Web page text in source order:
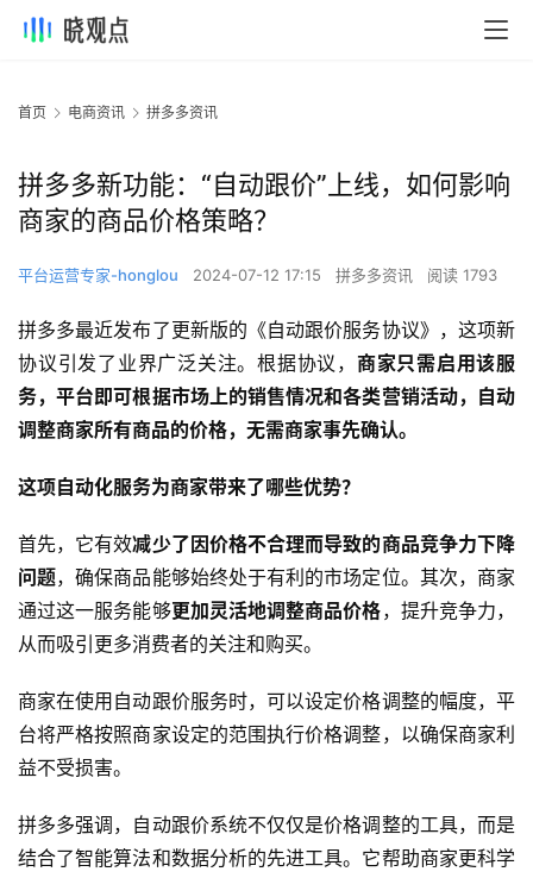
首页 电商资讯 拼多多资讯
拼多多新功能：“自动跟价”上线，如何影响
商家的商品价格策略？
平台运营专家-honglou 2024-07-12 17:15 拼多多资讯 阅读 1793
拼多多最近发布了更新版的《自动跟价服务协议》，这项新
协议引发了业界广泛关注。根据协议， 商家只需启用该服
务，平台即可根据市场上的销售情况和各类营销活动，自动
调整商家所有商品的价格，无需商家事先确认。
这项自动化服务为商家带来了哪些优势？
首先，它有效减少了因价格不合理而导致的商品竞争力下降
问题，确保商品能够始终处于有利的市场定位。其次，商家
通过这一服务能够更加灵活地调整商品价格，提升竞争力，
从而吸引更多消费者的关注和购买。
商家在使用自动跟价服务时，可以设定价格调整的幅度，平
台将严格按照商家设定的范围执行价格调整，以确保商家利
益不受损害。
拼多多强调，自动跟价系统不仅仅是价格调整的工具，而是
结合了智能算法和数据分析的先进工具。它帮助商家更科学